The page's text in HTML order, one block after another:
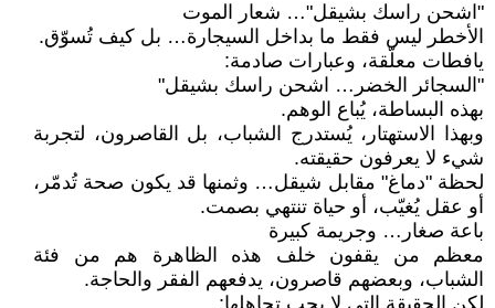
"اشحن راسك بشيقل"… شعار الموت
الأخطر ليس فقط ما بداخل السيجارة… بل كيف تُسوّق.
يافطات معلّقة، وعبارات صادمة:
"السجائر الخضر… اشحن راسك بشيقل"
بهذه البساطة، يُباع الوهم.
وبهذا الاستهتار، يُستدرج الشباب، بل القاصرون، لتجربة
شيء لا يعرفون حقيقته.
لحظة "دماغ" مقابل شيقل… وثمنها قد يكون صحة تُدمّر،
أو عقل يُغيّب، أو حياة تنتهي بصمت.
باعة صغار… وجريمة كبيرة
معظم من يقفون خلف هذه الظاهرة هم من فئة
الشباب، وبعضهم قاصرون، يدفعهم الفقر والحاجة.